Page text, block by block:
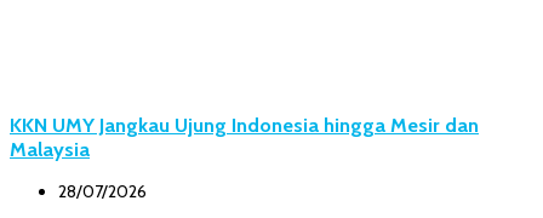
KKN UMY Jangkau Ujung Indonesia hingga Mesir dan
Malaysia
28/07/2026